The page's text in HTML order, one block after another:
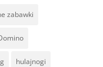
zabawki
hulajnogi